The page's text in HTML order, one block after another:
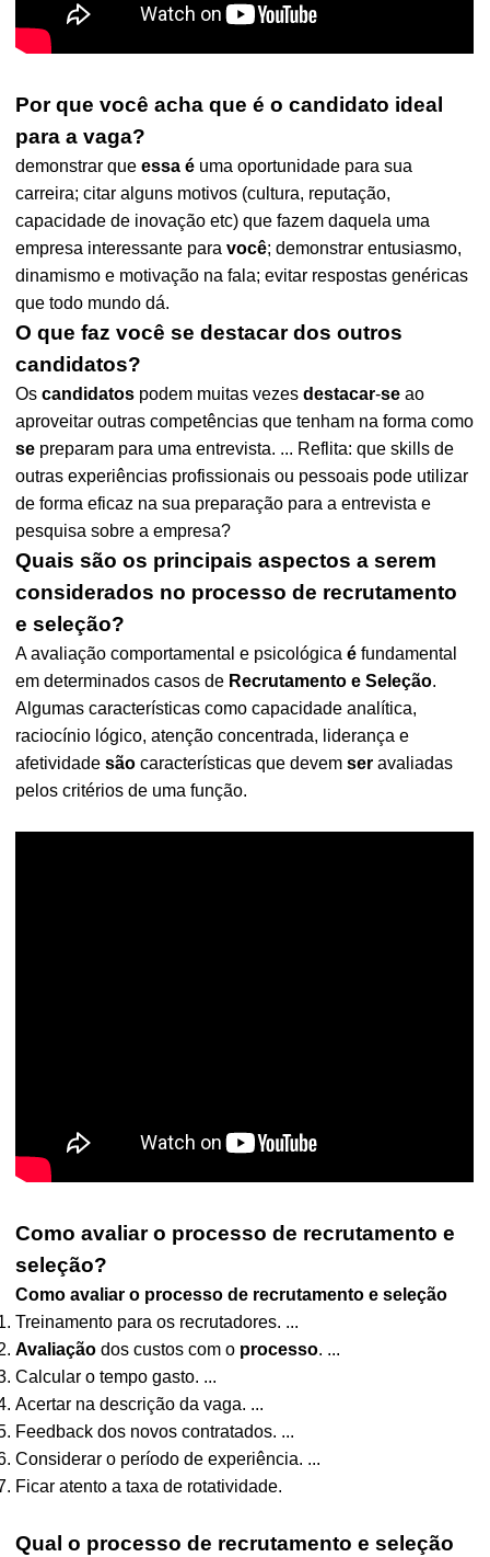
Por que você acha que é o candidato ideal
para a vaga?
demonstrar queessa é uma oportunidade para sua
carreira; citar alguns motivos (cultura, reputação,
capacidade de inovação etc) que fazem daquela uma
empresa interessante paravocê; demonstrar entusiasmo,
dinamismo e motivação na fala; evitar respostas genéricas
que todo mundo dá.
O que faz você se destacar dos outros
candidatos?
Oscandidatos podem muitas vezesdestacar-se ao
aproveitar outras competências que tenham na forma como
se preparam para uma entrevista. ... Reflita: que skills de
outras experiências profissionais ou pessoais pode utilizar
de forma eficaz na sua preparação para a entrevista e
pesquisa sobre a empresa?
Quais são os principais aspectos a serem
considerados no processo de recrutamento
e seleção?
A avaliação comportamental e psicológicaé fundamental
em determinados casos de Recrutamento e Seleção.
Algumas características como capacidade analítica,
raciocínio lógico, atenção concentrada, liderança e
afetividadesão características que devemser avaliadas
pelos critérios de uma função.
Como avaliar o processo de recrutamento e
seleção?
Como avaliar o processo de recrutamento e seleção
Treinamento para os recrutadores. ...
Avaliação dos custos com o processo. ...
Calcular o tempo gasto. ...
Acertar na descrição da vaga. ...
Feedback dos novos contratados. ...
Considerar o período de experiência. ...
Ficar atento a taxa de rotatividade.
Qual o processo de recrutamento e seleção